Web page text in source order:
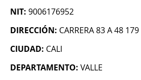
NIT: 9006176952
DIRECCIÓN: CARRERA 83 A 48 179
CIUDAD: CALI
DEPARTAMENTO: VALLE